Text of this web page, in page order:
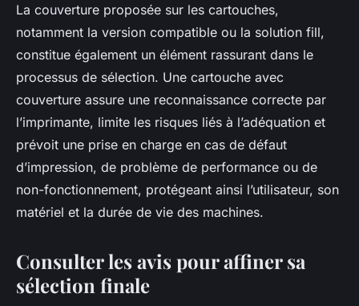
La couverture proposée sur les cartouches,
notamment la version compatible ou la solution fill,
constitue également un élément rassurant dans le
processus de sélection. Une cartouche avec
couverture assure une reconnaissance correcte par
l’imprimante, limite les risques liés à l’adéquation et
prévoit une prise en charge en cas de défaut
d’impression, de problème de performance ou de
non-fonctionnement, protégeant ainsi l’utilisateur, son
matériel et la durée de vie des machines.
Consulter les avis pour affiner sa
sélection finale